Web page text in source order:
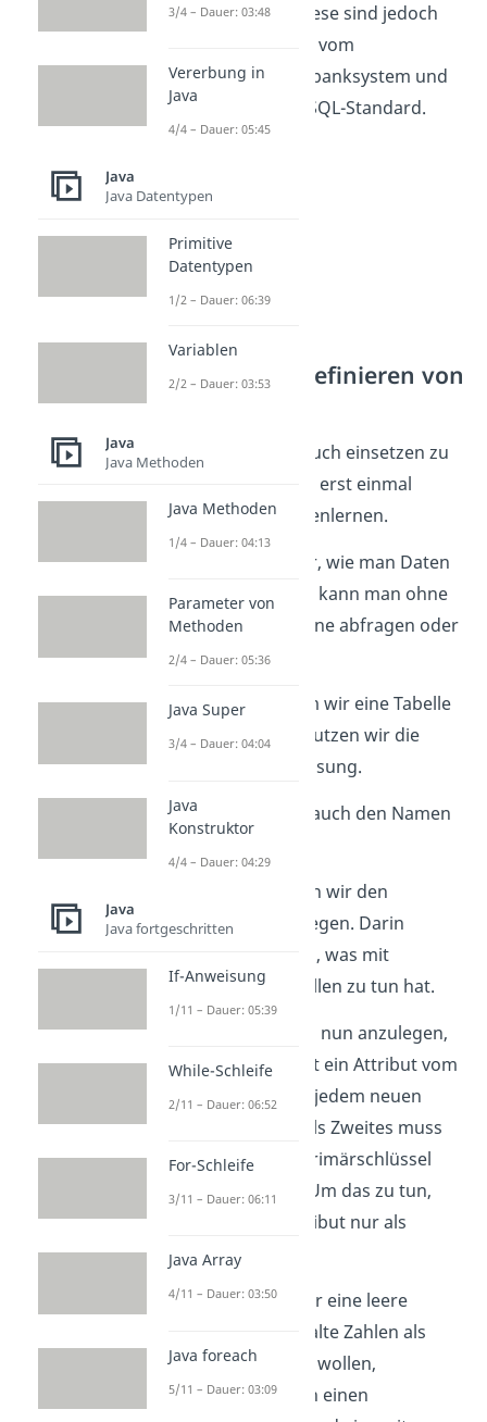
nachempfunden. Diese sind jedoch
wiederum abhängig vom
verwendeten Datenbanksystem und
dem angewandten SQL-Standard.
SQL Befehle: Definieren von
Um SQL jetzt aber auch einsetzen zu
können, müssen wir erst einmal
einige Befehle kennenlernen.
Zuerst zeigen wir dir, wie man Daten
definiert. Schließlich kann man ohne
Datensätze auch keine abfragen oder
manipulieren.
Wir beginnen, indem wir eine Tabelle
erzeugen. Dazu benutzen wir die
„create table“ Anweisung.
In dieser geben wir auch den Namen
Als Nächstes müssen wir den
Primärschlüssel anlegen. Darin
erklären wir dir alles, was mit
Attributen und Tabellen zu tun hat.
Um diesen Schlüssel nun anzulegen,
definieren wir zuerst ein Attribut vom
Typ Integer, das bei jedem neuen
Eintrag hochzählt. Als Zweites muss
dieses Attribut als Primärschlüssel
festgelegt werden. Um das zu tun,
müssen wir das Attribut nur als
solchen angeben.
Da wir aber nicht nur eine leere
Tabelle mit einer Spalte Zahlen als
Einträge generieren wollen,
deklarieren wir noch einen
3/4 – Dauer: 03:48
Vererbung in
Java
4/4 – Dauer: 05:45
Java
Java Datentypen
Primitive
Datentypen
1/2 – Dauer: 06:39
Variablen
2/2 – Dauer: 03:53
Java
Java Methoden
Java Methoden
1/4 – Dauer: 04:13
Parameter von
Methoden
2/4 – Dauer: 05:36
Java Super
3/4 – Dauer: 04:04
Java
Konstruktor
4/4 – Dauer: 04:29
Java
Java fortgeschritten
If-Anweisung
1/11 – Dauer: 05:39
While-Schleife
2/11 – Dauer: 06:52
For-Schleife
3/11 – Dauer: 06:11
Java Array
4/11 – Dauer: 03:50
Java foreach
5/11 – Dauer: 03:09